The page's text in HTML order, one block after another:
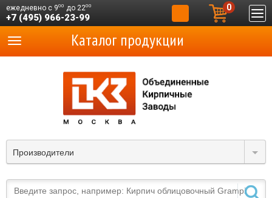
ежедневно с 900 до 2200
+7 (495) 966-23-99
0
Производители
Каталог продукции